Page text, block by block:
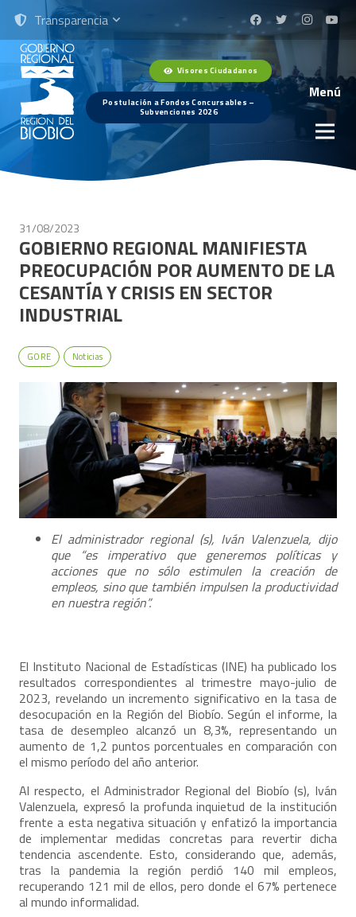
Transparencia
Visores Ciudadanos
Postulación a Fondos Concursables –
Subvenciones 2026
Menú
31/08/2023
GOBIERNO REGIONAL MANIFIESTA
PREOCUPACIÓN POR AUMENTO DE LA
CESANTÍA Y CRISIS EN SECTOR
INDUSTRIAL
GORE Noticias
El administrador regional (s), Iván Valenzuela, dijo
que “es imperativo que generemos políticas y
acciones que no sólo estimulen la creación de
empleos, sino que también impulsen la productividad
en nuestra región”.
El Instituto Nacional de Estadísticas (INE) ha publicado los
resultados correspondientes al trimestre mayo-julio de
2023, revelando un incremento significativo en la tasa de
desocupación en la Región del Biobío. Según el informe, la
tasa de desempleo alcanzó un 8,3%, representando un
aumento de 1,2 puntos porcentuales en comparación con
el mismo período del año anterior.
Al respecto, el Administrador Regional del Biobío (s), Iván
Valenzuela, expresó la profunda inquietud de la institución
frente a esta negativa situación y enfatizó la importancia
de implementar medidas concretas para revertir dicha
tendencia ascendente. Esto, considerando que, además,
tras la pandemia la región perdió 140 mil empleos,
recuperando 121 mil de ellos, pero donde el 67% pertenece
al mundo informalidad.